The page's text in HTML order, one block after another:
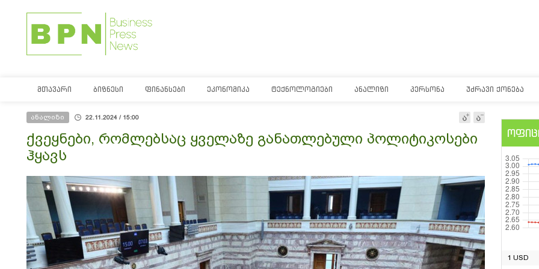
ᲛᲗᲐᲕᲐᲠᲘ ᲑᲘᲖᲜᲔᲡᲘ ᲤᲘᲜᲐᲜᲡᲔᲑᲘ ᲔᲙᲝᲜᲝᲛᲘᲙᲐ ᲢᲔᲥᲜᲝᲚᲝᲒᲘᲔᲑᲘ ᲐᲜᲐᲚᲘᲖᲘ ᲞᲔᲠᲡᲝᲜᲐ ᲣᲫᲠᲐᲕᲘ ᲥᲝᲜᲔᲑᲐ
ანალიზი 22.11.2024 / 15:00
ქვეყნები, რომლებსაც ყველაზე განათლებული პოლიტიკოსები
ჰყავს
1 USD